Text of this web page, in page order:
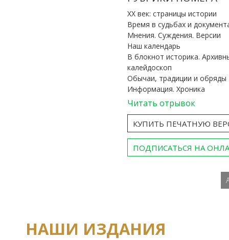
ХХ век: страницы истории
Время в судьбах и
Мнения. Суждения. Версии
Наш календарь
В блокнот историка.
калейдоскоп
Обычаи, традиции и обряды
Информация. Хроника
Читать отрывок
КУПИТЬ ПЕЧАТНУЮ
ПОДПИСАТЬСЯ НА
НАШИ ИЗДАНИЯ